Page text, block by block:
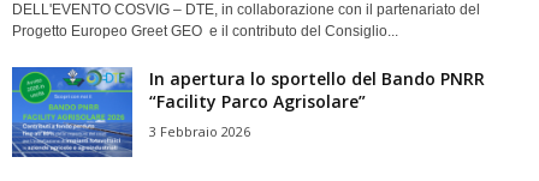
DELL'EVENTO COSVIG – DTE, in collaborazione con il partenariato del
Progetto Europeo Greet GEO e il contributo del Consiglio...
In apertura lo sportello del Bando PNRR
“Facility Parco Agrisolare”
3 Febbraio 2026